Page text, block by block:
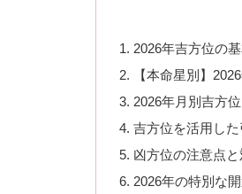
2026年吉方位の
【本命星別】
2026年月別吉方
吉方位を活用し
凶方位の注意点
2026年の特別な